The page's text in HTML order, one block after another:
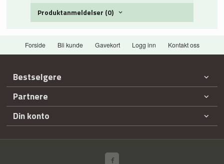
Produktanmeldelser (0)
Forside Bli kunde Gavekort Logg inn Kontakt oss
Bestselgere
Partnere
Din konto